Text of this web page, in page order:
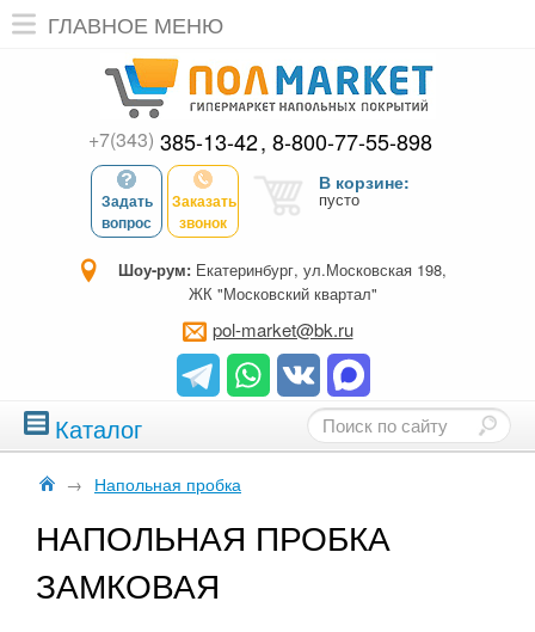
ГЛАВНОЕ МЕНЮ
+7(343) 385-13-42 8-800-77-55-898
Задать
вопрос
Заказать
звонок
В корзине:
пусто
Шоу-рум: Екатеринбург, ул.Московская 198,
ЖК "Московский квартал"
pol-market@bk.ru
Каталог
→ Напольная пробка
НАПОЛЬНАЯ ПРОБКА
ЗАМКОВАЯ